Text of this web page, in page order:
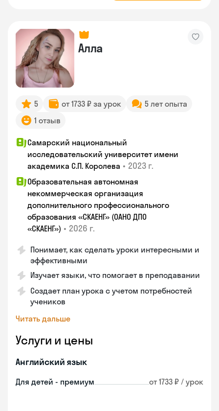
Алла
5 от 1733 ₽ за урок
5 лет опыта
1 отзыв
Самарский национальный
исследовательский университет имени
академика С.П. Королева • 2023 г.
Образовательная автономная
некоммерческая организация
дополнительного профессионального
образования «СКАЕНГ» (ОАНО ДПО
«СКАЕНГ») • 2026 г.
Понимает, как сделать уроки интересными и
эффективными
Изучает языки, что помогает в преподавании
Создает план урока с учетом потребностей
учеников
Читать дальше
Услуги и цены
Английский язык
Для детей - премиум от 1733 ₽ / урок